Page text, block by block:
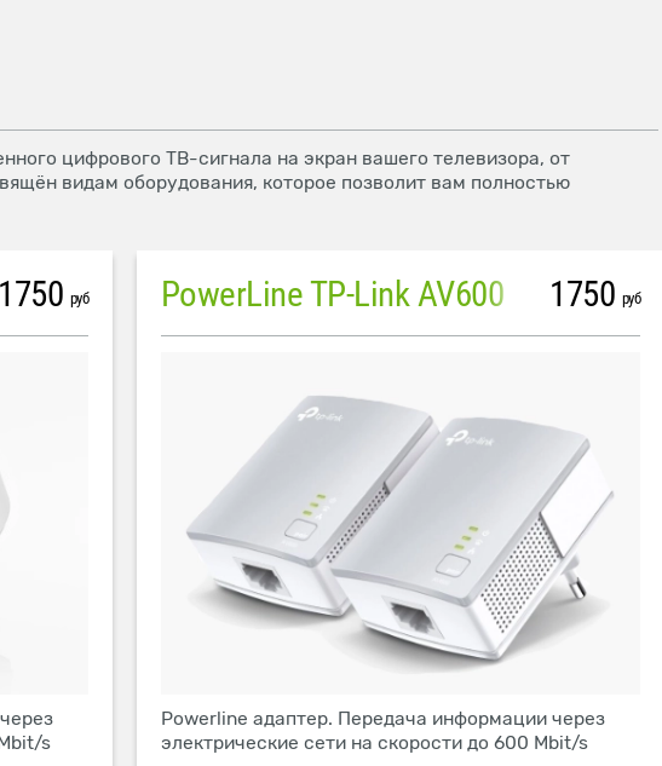
цифрового ТВ-сигнала на экран вашего телевизора, от
видам оборудования, которое позволит вам полностью
1750 руб
s
PowerLine TP-Link AV600 1750 руб
Powerline адаптер. Передача информации через
электрические сети на скорости до 600 Mbit/s